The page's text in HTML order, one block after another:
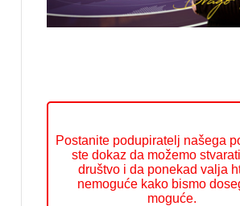
Postanite podupiratelj našega
ste dokaz da možemo
društvo i da ponekad valja
nemoguće kako bismo
moguće.